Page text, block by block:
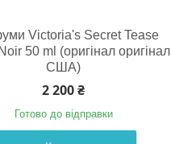
Victoria's Secret Tease
50 ml (оригінал оригінал
США)
2 200 ₴
Готово до відправки